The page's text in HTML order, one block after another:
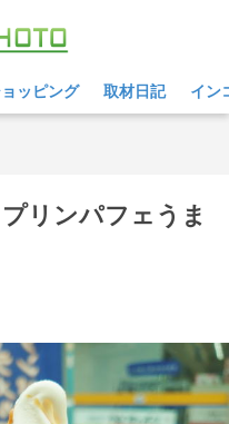
ッピング 取材日記 イン
リンパフェうま